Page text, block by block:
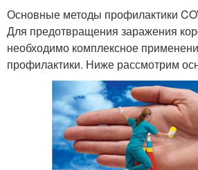
Основные методы профилактики
Для предотвращения заражения
необходимо комплексное
профилактики. Ниже рассмотрим